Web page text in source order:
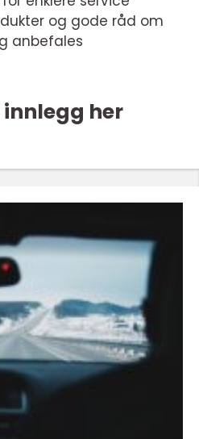
og gode råd om
anbefales
innlegg her